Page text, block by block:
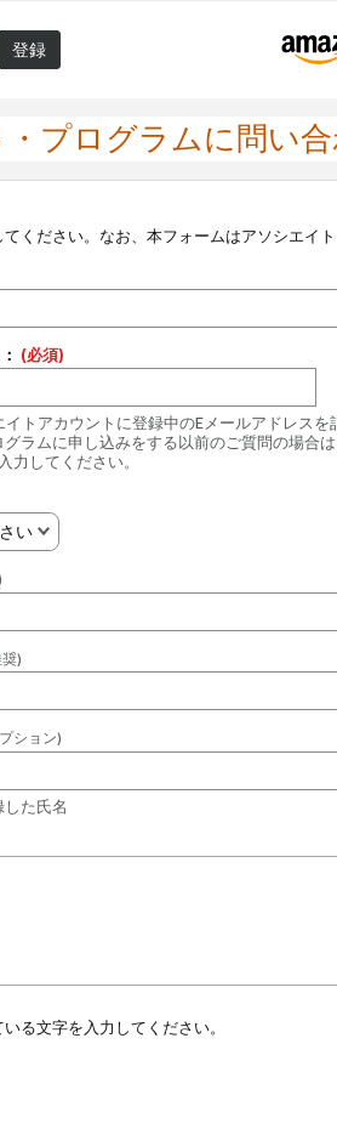
登録
プログラムに問い
ください。なお、本フォームはアソシエイ
(必須)
トアカウントに登録中のEメールアドレスを
ラムに申し込みをする以前のご質問の場合
力してください。
い
)
ション)
た氏名
る文字を入力してください。